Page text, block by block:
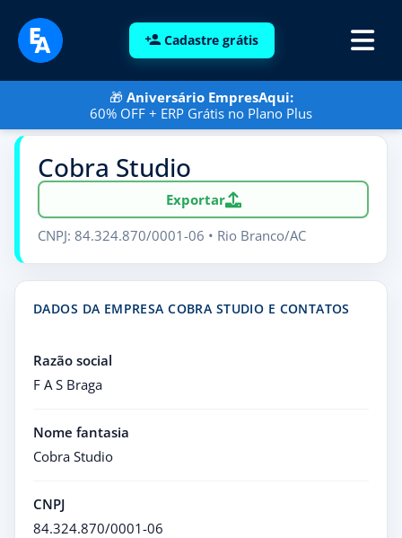
Cadastre grátis
🎁 Aniversário EmpresAqui:
60% OFF + ERP Grátis no Plano Plus
Cobra Studio
Exportar
CNPJ: 84.324.870/0001-06 • Rio Branco/AC
DADOS DA EMPRESA COBRA STUDIO E CONTATOS
Razão social
F A S Braga
Nome fantasia
Cobra Studio
CNPJ
84.324.870/0001-06